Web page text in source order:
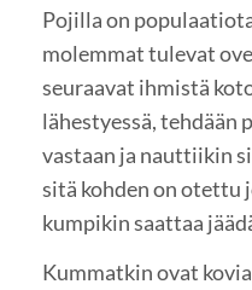
Pojilla on
molemmat tulevat
seuraavat ihmistä
lähestyessä, tehdään
vastaan ja nauttiikin
sitä kohden on otettu
kumpikin saattaa
Kummatkin ovat